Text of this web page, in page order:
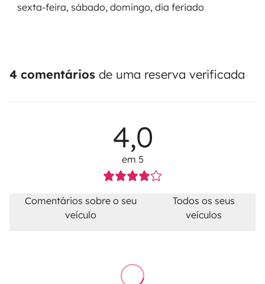
sexta-feira, sábado, domingo, dia feriado
4 comentários de uma reserva verificada
4,0
em 5
Comentários sobre o seu
veículo
Todos os seus
veículos